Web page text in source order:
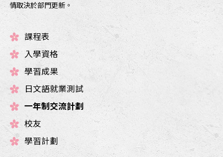
情取決於部門更新。
課程表
入學資格
學習成果
日文語就業測試
一年制交流計劃
校友
學習計劃